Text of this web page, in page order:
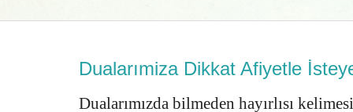
Dualarımiza Dikkat Afiyetle
Dualarımızda bilmeden hayırlısı